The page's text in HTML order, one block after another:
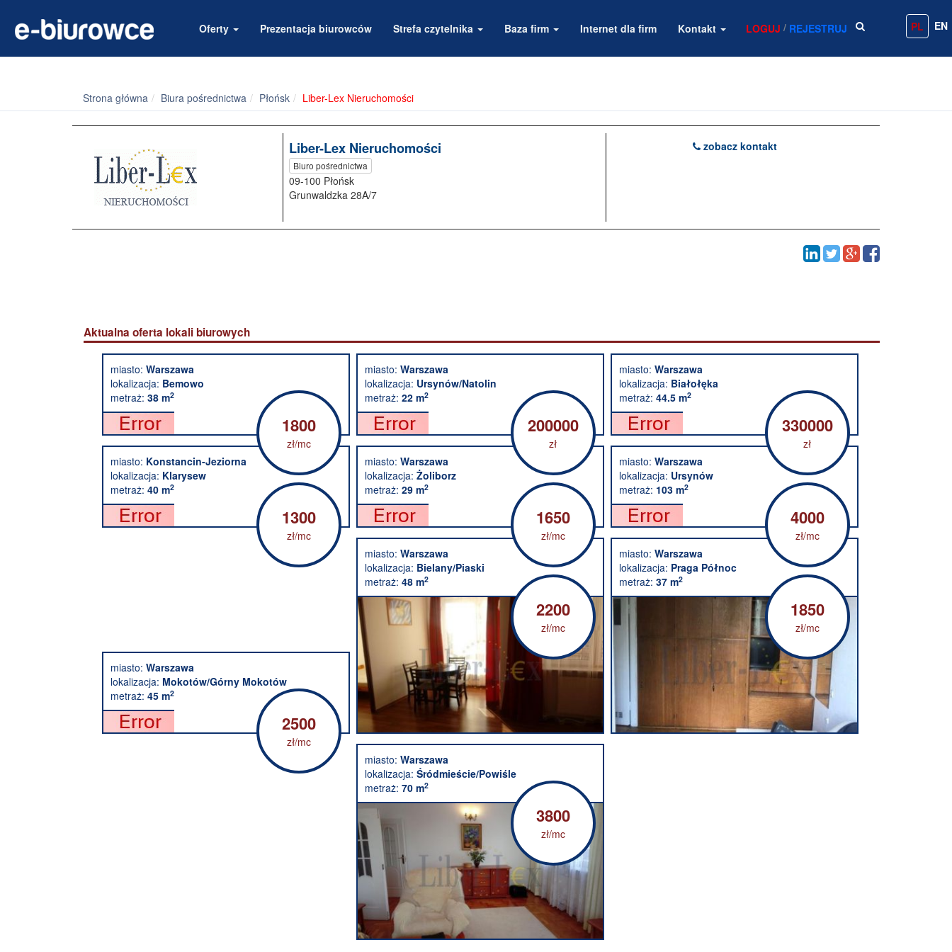
Oferty Prezentacja biurowców Strefa czytelnika Baza firm Internet dla firm Kontakt LOGUJ / REJESTRUJ PL EN
Strona główna Biura pośrednictwa Płońsk Liber-Lex Nieruchomości
Liber-Lex Nieruchomości
Biuro pośrednictwa
09-100 Płońsk
Grunwaldzka 28A/7
zobacz kontakt
Aktualna oferta lokali biurowych
miasto: Warszawa
lokalizacja: Bemowo
metraż: 38 m2
1800
zł/mc
miasto: Warszawa
lokalizacja: Ursynów/Natolin
metraż: 22 m2
200000
zł
miasto: Warszawa
lokalizacja: Białołęka
metraż: 44.5 m2
330000
zł
miasto: Konstancin-Jeziorna
lokalizacja: Klarysew
metraż: 40 m2
1300
zł/mc
miasto: Warszawa
lokalizacja: Żoliborz
metraż: 29 m2
1650
zł/mc
miasto: Warszawa
lokalizacja: Ursynów
metraż: 103 m2
4000
zł/mc
miasto: Warszawa
lokalizacja: Mokotów/Górny Mokotów
metraż: 45 m2
2500
zł/mc
miasto: Warszawa
lokalizacja: Bielany/Piaski
metraż: 48 m2
2200
zł/mc
miasto: Warszawa
lokalizacja: Praga Północ
metraż: 37 m2
1850
zł/mc
miasto: Warszawa
lokalizacja: Śródmieście/Powiśle
metraż: 70 m2
3800
zł/mc